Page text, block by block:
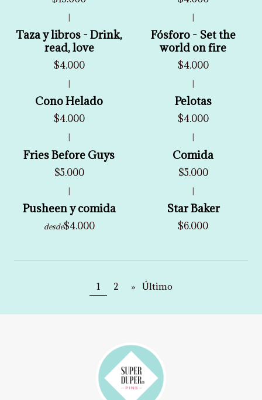
Taza y libros - Drink,
read, love
$4.000
Fósforo - Set the
world on fire
$4.000
Cono Helado
$4.000
Pelotas
$4.000
Fries Before Guys
$5.000
Comida
$5.000
Pusheen y comida
desde$4.000
Star Baker
$6.000
1 2 » Último